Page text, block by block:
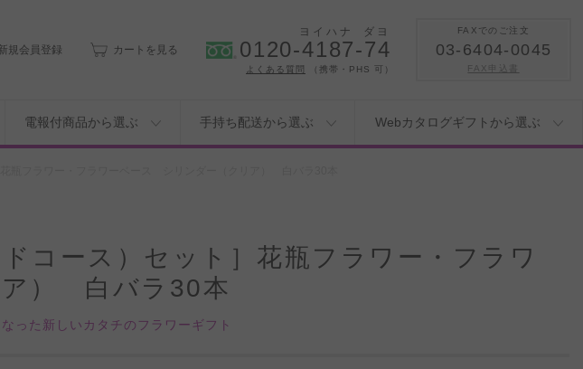
規会員登録 カートを見る
ヨイハナ ダヨ
0120-4187-74
よくある質問 （携帯・PHS 可）
FAXでのご注文
03-6404-0045
FAX申込書
電報付商品から選ぶ 手持ち配送から選ぶ Webカタログギフトから選ぶ
コース）セット］花瓶フラワー・フラワ
） 白バラ30本
った新しいカタチのフラワーギフト